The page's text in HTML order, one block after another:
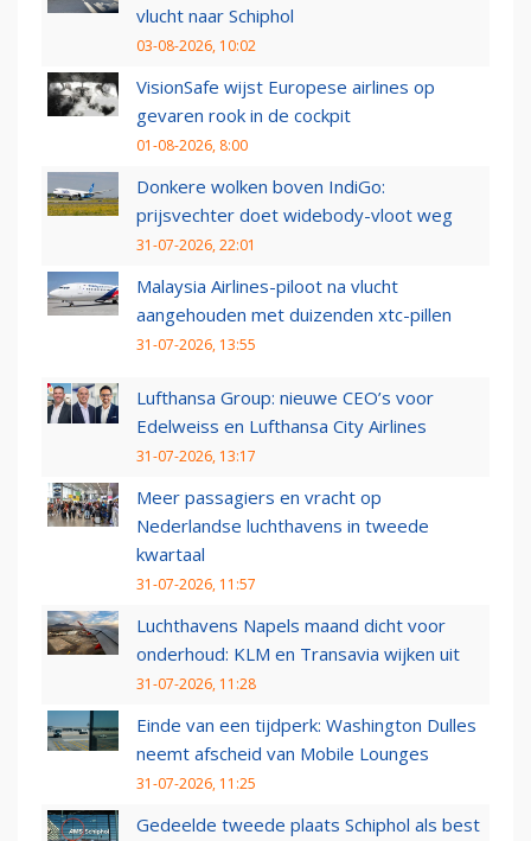
vlucht naar Schiphol
03-08-2026, 10:02
VisionSafe wijst Europese airlines op
gevaren rook in de cockpit
01-08-2026, 8:00
Donkere wolken boven IndiGo:
prijsvechter doet widebody-vloot weg
31-07-2026, 22:01
Malaysia Airlines-piloot na vlucht
aangehouden met duizenden xtc-pillen
31-07-2026, 13:55
Lufthansa Group: nieuwe CEO’s voor
Edelweiss en Lufthansa City Airlines
31-07-2026, 13:17
Meer passagiers en vracht op
Nederlandse luchthavens in tweede
kwartaal
31-07-2026, 11:57
Luchthavens Napels maand dicht voor
onderhoud: KLM en Transavia wijken uit
31-07-2026, 11:28
Einde van een tijdperk: Washington Dulles
neemt afscheid van Mobile Lounges
31-07-2026, 11:25
Gedeelde tweede plaats Schiphol als best